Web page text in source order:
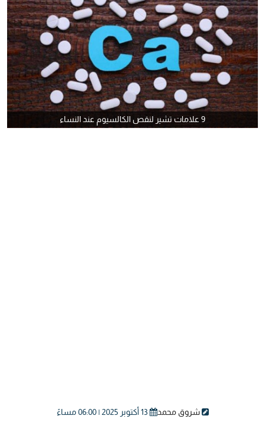
9 علامات تشير لنقص الكالسيوم عند النساء
شروق محمد 13 أكتوبر 2025 | 06:00 مساءً